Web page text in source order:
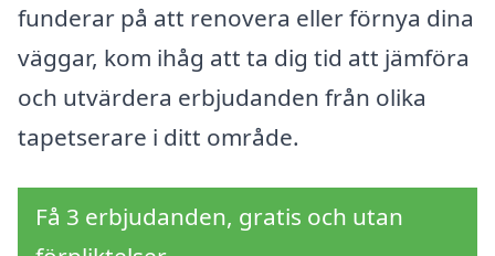
funderar på att renovera eller förnya dina
väggar, kom ihåg att ta dig tid att jämföra
och utvärdera erbjudanden från olika
tapetserare i ditt område.
Få 3 erbjudanden, gratis och utan